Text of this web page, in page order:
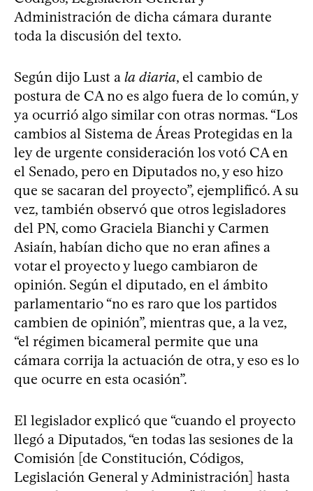
Administración de dicha cámara durante
toda la discusión del texto.
Según dijo Lust a la diaria, el cambio de
postura de CA no es algo fuera de lo común, y
ya ocurrió algo similar con otras normas. “Los
cambios al Sistema de Áreas Protegidas en la
ley de urgente consideración los votó CA en
el Senado, pero en Diputados no, y eso hizo
que se sacaran del proyecto”, ejemplificó. A su
vez, también observó que otros legisladores
del PN, como Graciela Bianchi y Carmen
Asiaín, habían dicho que no eran afines a
votar el proyecto y luego cambiaron de
opinión. Según el diputado, en el ámbito
parlamentario “no es raro que los partidos
cambien de opinión”, mientras que, a la vez,
“el régimen bicameral permite que una
cámara corrija la actuación de otra, y eso es lo
que ocurre en esta ocasión”.
El legislador explicó que “cuando el proyecto
llegó a Diputados, “en todas las sesiones de la
Comisión [de Constitución, Códigos,
Legislación General y Administración] hasta